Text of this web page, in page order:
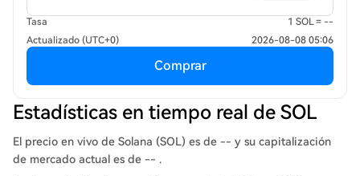
Tasa
1 SOL = --
Actualizado (UTC+0)
2026-08-08 05:06
Comprar
Estadísticas en tiempo real de SOL
El precio en vivo de Solana (SOL) es de -- y su capitalización
de mercado actual es de -- .